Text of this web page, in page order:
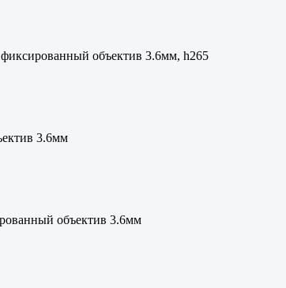
объектив 3.6мм, h265
3.6мм
объектив 3.6мм